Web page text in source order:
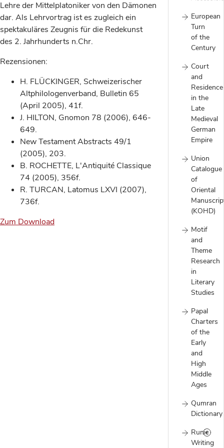
European
Turn
of the
Century
Court
and
Residence
in the
Late
Medieval
German
Empire
Union
Catalogue
of
Oriental
(KOHD)
Motif
and
Theme
Research
in
Literary
Studies
Papal
Charters
of the
Early
and
High
Middle
Ages
Qumran
Dictionary
Runic
Writing
Lehre der Mittelplatoniker von den Dämonen
dar. Als Lehrvortrag ist es zugleich ein
spektakuläres Zeugnis für die Redekunst
des 2. Jahrhunderts n.Chr.
Rezensionen:
H. FLÜCKINGER, Schweizerischer
Altphilologenverband, Bulletin 65
(April 2005), 41f.
J. HILTON, Gnomon 78 (2006), 646-
649.
New Testament Abstracts 49/1
(2005), 203.
B. ROCHETTE, L'Antiquité Classique
74 (2005), 356f.
R. TURCAN, Latomus LXVI (2007),
736f.
Zum Download